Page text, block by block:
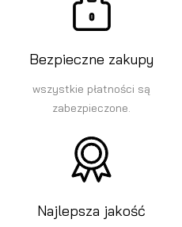
Bezpieczne zakupy
wszystkie płatności są
zabezpieczone.
Najlepsza jakość